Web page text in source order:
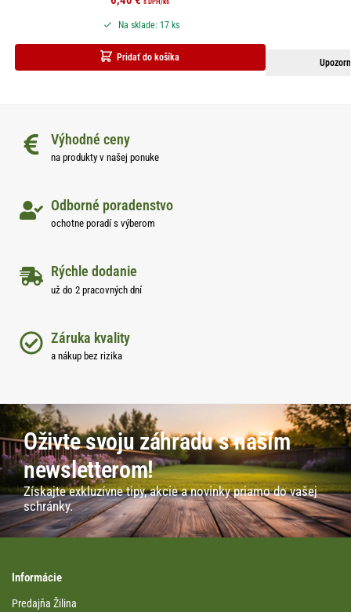
s DPH/ks
Pridať do košíka
Na sklade: 17 ks
Výhodné ceny
na produkty v našej ponuke
Odborné poradenstvo
ochotne poradí s výberom
Rýchle dodanie
už do 2 pracovných dní
Záruka kvality
a nákup bez rizika
Oživte svoju záhradu s naším
newsletterom!
Získajte exkluzívne tipy, akcie a novinky priamo do vašej
schránky.
Informácie
Predajňa Žilina